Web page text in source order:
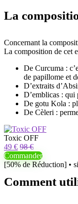
La
Concernant la
La composition de cet
De Curcuma :
de papillome et
D’extraits
D’emblicas : qui
De gotu Kola :
De Cèleri :
Toxic OFF
49 € 98 €
Commander
[50% de Réduction] •
Comment